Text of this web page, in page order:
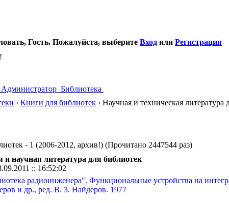
Гость. Пожалуйста, выберите Вход или Регистрация
Администратор Библиотека
› Книги для библиотек › Научная и техническая
- 1 (2006-2012, архив!) (Прочитано 2447544 раз)
и научная литература для библиотек
:: 16:52:02
радиоинженера". Функциональные устройства на
и др., ред. В. 3. Найдеров. 1977